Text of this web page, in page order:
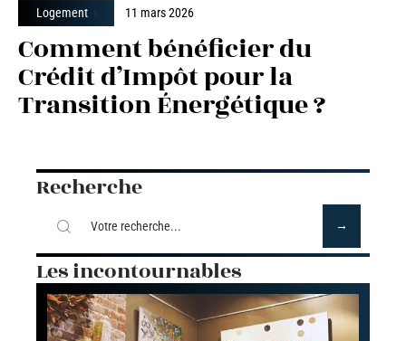
Logement 11 mars 2026
Comment bénéficier du
Crédit d’Impôt pour la
Transition Énergétique ?
Recherche
Les incontournables